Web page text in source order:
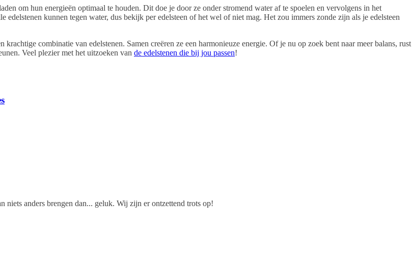
1
,
t
o
D
r
h
o
om hun energieën optimaal te houden. Dit doe je door ze onder stromend water af te spoelen en vervolgens in het
kunnen tegen water, dus bekijk per edelsteen of het wel of niet mag. Het zou immers zonde zijn als je edelsteen
combinatie van edelstenen. Samen creëren ze een harmonieuze energie. Of je nu op zoek bent naar meer balans, rust
Veel plezier met het uitzoeken van de edelstenen die bij jou passen!
niets anders brengen dan... geluk. Wij zijn er ontzettend trots op!